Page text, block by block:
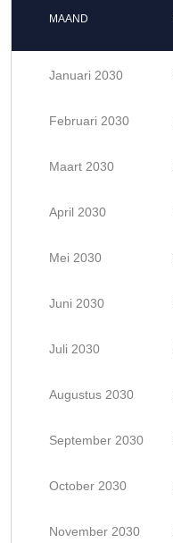
MAAND
Januari 2030
Februari 2030
Maart 2030
April 2030
Mei 2030
Juni 2030
Juli 2030
Augustus 2030
September 2030
October 2030
November 2030